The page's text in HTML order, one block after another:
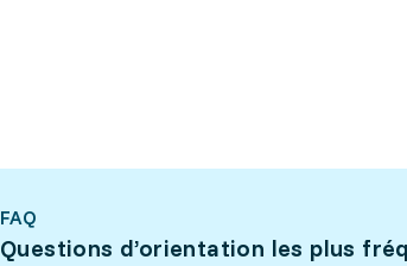
FAQ
Questions d’orientation les plus